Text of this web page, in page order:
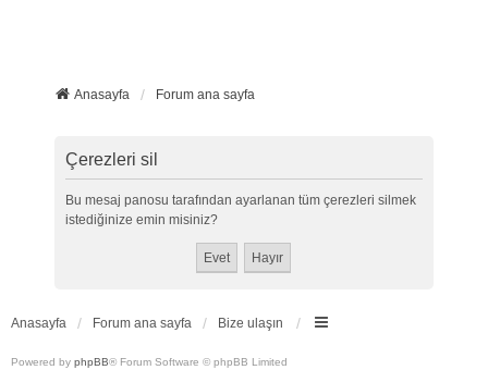
Anasayfa Forum ana sayfa
Çerezleri sil
Bu mesaj panosu tarafından ayarlanan tüm çerezleri silmek
istediğinize emin misiniz?
Anasayfa Forum ana sayfa Bize ulaşın
Powered by phpBB® Forum Software © phpBB Limited